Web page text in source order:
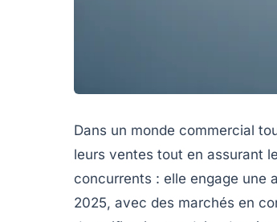
Dans un monde commercial
leurs ventes tout en assurant
concurrents : elle engage une
2025, avec des marchés en